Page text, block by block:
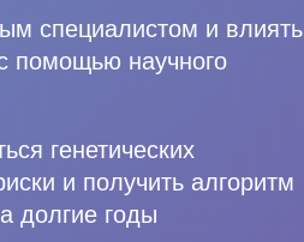
специалистом и влиять
помощью научного
генетических
и получить алгоритм
долгие годы